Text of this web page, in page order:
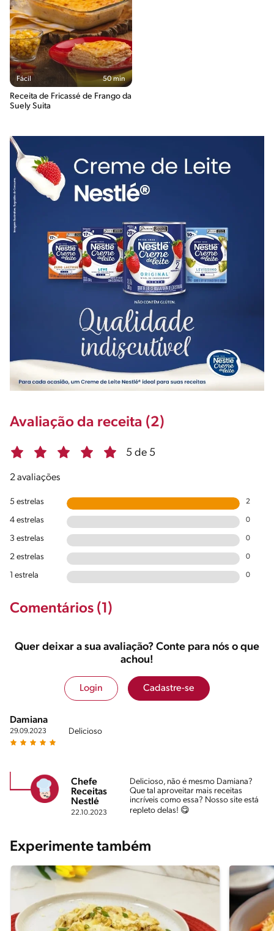
Fácil 50 min
Receita de Fricassé de Frango da
Suely Suita
Avaliação da receita (2)
5 de 5
2 avaliações
5 estrelas 2
4 estrelas 0
3 estrelas 0
2 estrelas 0
1 estrela 0
Comentários (1)
Quer deixar a sua avaliação? Conte para nós o que
achou!
Login Cadastre-se
Damiana
29.09.2023 Delicioso
Chefe
Receitas
Nestlé
22.10.2023
Delicioso, não é mesmo Damiana?
Que tal aproveitar mais receitas
incríveis como essa? Nosso site está
repleto delas! 😋
Experimente também